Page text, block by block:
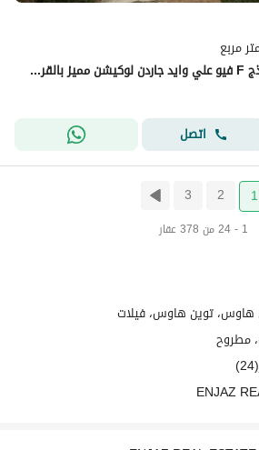
فيلا للبيع في مدينتي نموذج F فيو علي وايد جاردن لوكيشن مميز بالقرب من بحيرات مدينتى (659م)
اتصل
1
2
3
1 - 24 من 378 عقار
توين هاوس، فيلات
مطروح
ENJAZ